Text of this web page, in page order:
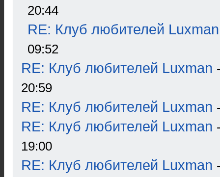
20:44
RE: Клуб любителей Luxman
09:52
RE: Клуб любителей Luxman
20:59
RE: Клуб любителей Luxman
RE: Клуб любителей Luxman
19:00
RE: Клуб любителей Luxman